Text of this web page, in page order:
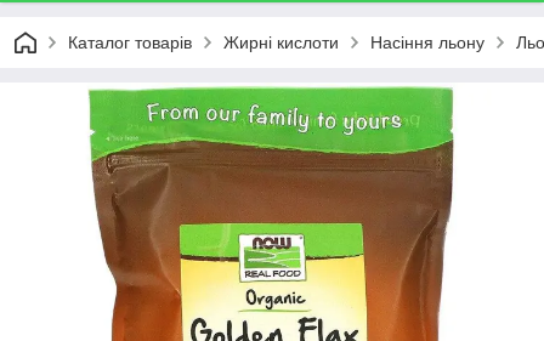
Каталог товарів Жирні кислоти Насіння льону